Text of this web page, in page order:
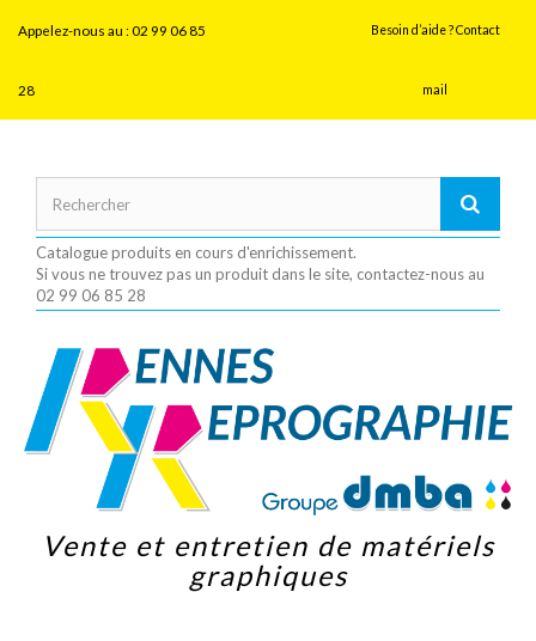
Besoin d’aide ? Contact
mail
Appelez-nous au :02 99 06 85
28
Catalogue produits en cours d'enrichissement.
Si vous ne trouvez pas un produit dans le site, contactez-nous au
02 99 06 85 28
Vente et entretien de matériels
graphiques